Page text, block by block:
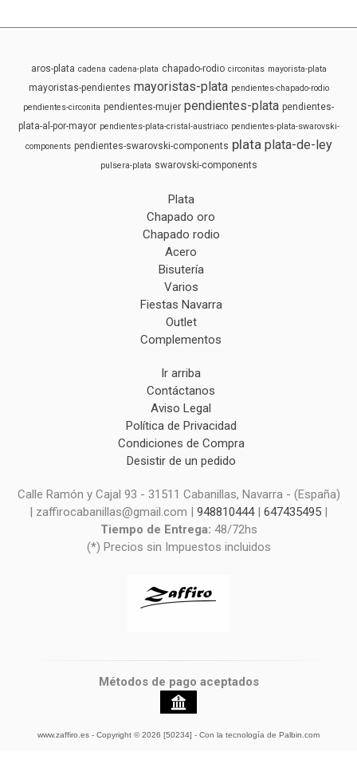
aros-plata cadena cadena-plata chapado-rodio circonitas mayorista-plata
mayoristas-pendientes mayoristas-plata pendientes-chapado-rodio
pendientes-circonita pendientes-mujer pendientes-plata pendientes-
plata-al-por-mayor pendientes-plata-cristal-austriaco pendientes-plata-swarovski-
components pendientes-swarovski-components plata plata-de-ley
pulsera-plata swarovski-components
Plata
Chapado oro
Chapado rodio
Acero
Bisutería
Varios
Fiestas Navarra
Outlet
Complementos
Ir arriba
Contáctanos
Aviso Legal
Política de Privacidad
Condiciones de Compra
Desistir de un pedido
Calle Ramón y Cajal 93 - 31511 Cabanillas, Navarra - (España)
| zaffirocabanillas@gmail.com | 948810444| 647435495 |
Tiempo de Entrega: 48/72hs
(*) Precios sin Impuestos incluidos
Métodos de pago aceptados
www.zaffiro.es - Copyright © 2026 [50234] - Con la tecnología de Palbin.com